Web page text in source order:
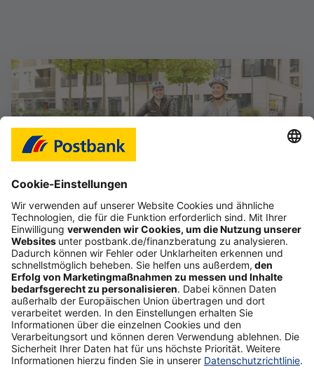
Das Gefühl, im Job frei zu sein
Starte deine selbstständige Karriere im Vertrieb,
auch als Quereinsteiger (d/m/w).